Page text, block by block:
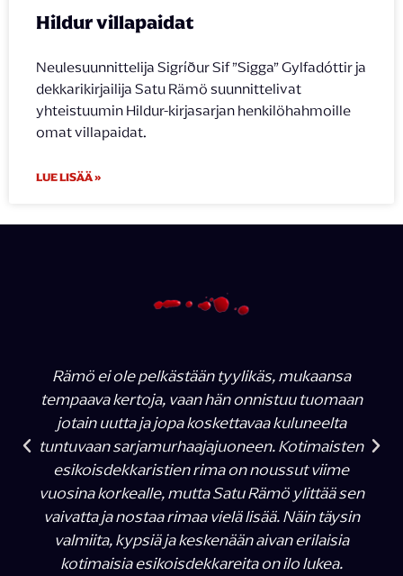
Hildur villapaidat
Neulesuunnittelija Sigríður Sif ”Sigga” Gylfadóttir ja
dekkarikirjailija Satu Rämö suunnittelivat
yhteistuumin Hildur-kirjasarjan henkilöhahmoille
omat villapaidat.
LUE LISÄÄ »
Rämö ei ole pelkästään tyylikäs, mukaansa
tempaava kertoja, vaan hän onnistuu tuomaan
jotain uutta ja jopa koskettavaa kuluneelta
tuntuvaan sarjamurhaajajuoneen. Kotimaisten
esikoisdekkaristien rima on noussut viime
vuosina korkealle, mutta Satu Rämö ylittää sen
vaivatta ja nostaa rimaa vielä lisää. Näin täysin
valmiita, kypsiä ja keskenään aivan erilaisia
kotimaisia esikoisdekkareita on ilo lukea.